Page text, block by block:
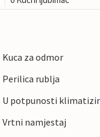
Kuca za odmor
Perilica rublja
U potpunosti
Vrtni namjestaj